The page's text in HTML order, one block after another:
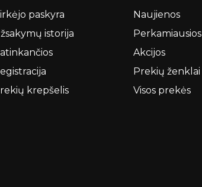
paskyra
istorija
krepšelis
Naujienos
Perkamiausios
Akcijos
Prekių ženklai
Visos prekės